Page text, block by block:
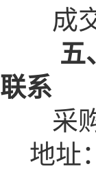
成交
五
联系
采购
地址：